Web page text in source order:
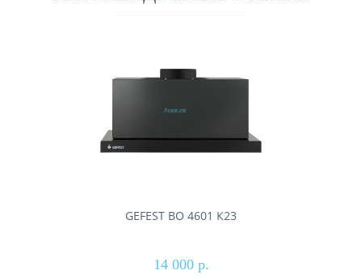
GEFEST ВО 4601 К23
14 000 р.